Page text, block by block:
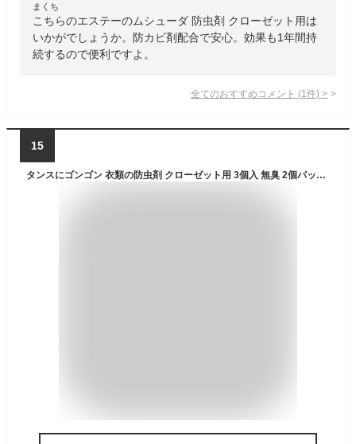
まくち
こちらのエステーのムシューダ 防虫剤 クローゼット用は
いかがでしょうか。防カビ剤配合で安心。効果も1年間持
続するので便利ですよ。
全てのおすすめコメント (1 件) >
15
タンスにゴンゴン 衣類の防虫剤 クローゼット用 3個入 無臭 2個パック (1年防虫 防カビ ダニよけ)